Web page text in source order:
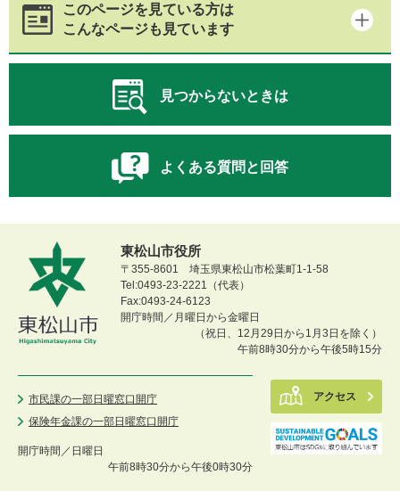
このページを見ている方は
こんなページも見ています
見つからないときは
よくある質問と回答
東松山市役所
〒355-8601 埼玉県東松山市松葉町1-1-58
Tel:0493-23-2221（代表）
Fax:0493-24-6123
開庁時間／月曜日から金曜日
（祝日、12月29日から1月3日を除く）
午前8時30分から午後5時15分
市民課の一部日曜窓口開庁
保険年金課の一部日曜窓口開庁
開庁時間／ 日曜日
午前8時30分から午後0時30分
アクセス